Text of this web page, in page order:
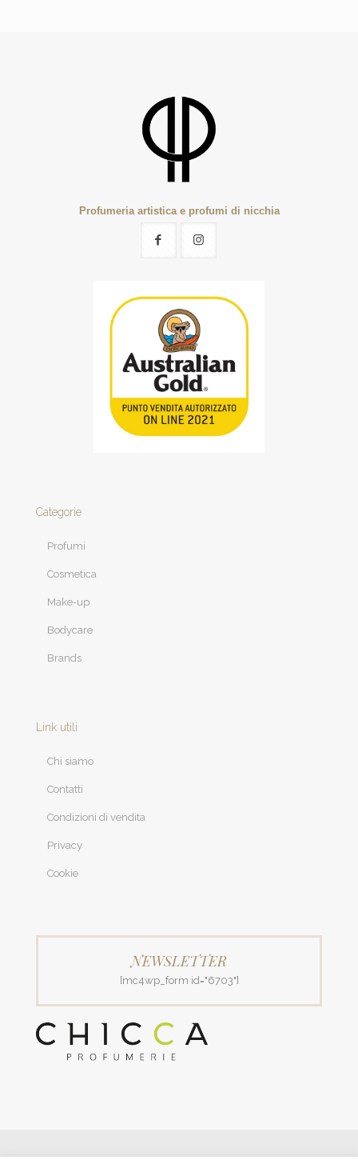
Profumeria artistica e profumi di nicchia
Categorie
Profumi
Cosmetica
Make-up
Bodycare
Brands
Link utili
Chi siamo
Contatti
Condizioni di vendita
Privacy
Cookie
NEWSLETTER
[mc4wp_form id="6703"]